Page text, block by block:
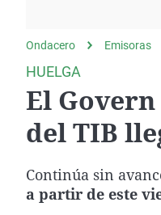
Ondacero Emisoras
HUELGA
El
del TIB
Continúa sin
a partir de este